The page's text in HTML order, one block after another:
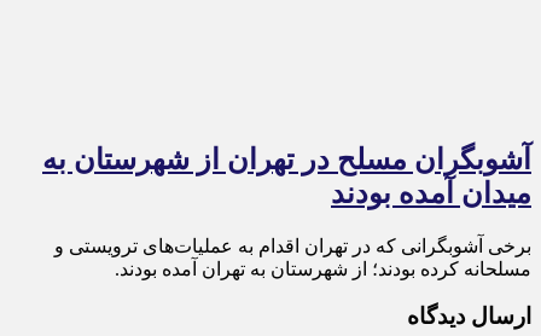
آشوبگران مسلح در تهران از شهرستان به
میدان آمده بودند
برخی آشوبگرانی که در تهران اقدام به عملیات‌های ترویستی و
مسلحانه کرده بودند؛ از شهرستان به تهران آمده بودند.
ارسال دیدگاه